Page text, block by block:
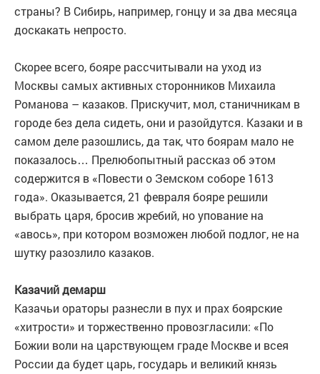
страны? В Сибирь, например, гонцу и за два месяца
доскакать непросто.
Скорее всего, бояре рассчитывали на уход из
Москвы самых активных сторонников Михаила
Романова – казаков. Прискучит, мол, станичникам в
городе без дела сидеть, они и разойдутся. Казаки и в
самом деле разошлись, да так, что боярам мало не
показалось… Прелюбопытный рассказ об этом
содержится в «Повести о Земском соборе 1613
года». Оказывается, 21 февраля бояре решили
выбрать царя, бросив жребий, но упование на
«авось», при котором возможен любой подлог, не на
шутку разозлило казаков.
Казачий демарш
Казачьи ораторы разнесли в пух и прах боярские
«хитрости» и торжественно провозгласили: «По
Божии воли на царствующем граде Москве и всея
России да будет царь, государь и великий князь